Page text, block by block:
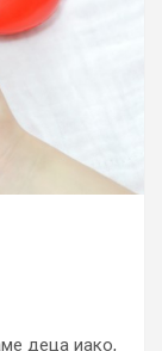
деца иако,